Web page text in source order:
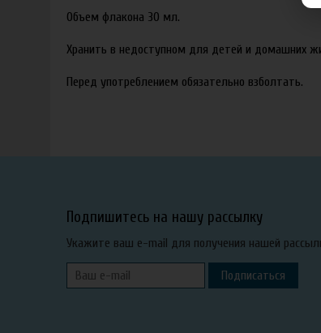
Объем флакона 30 мл.
Хранить в недоступном для детей и домашних
Перед употреблением обязательно взболтать.
Подпишитесь на нашу рассылку
Укажите ваш e-mail для получения нашей
Подписаться